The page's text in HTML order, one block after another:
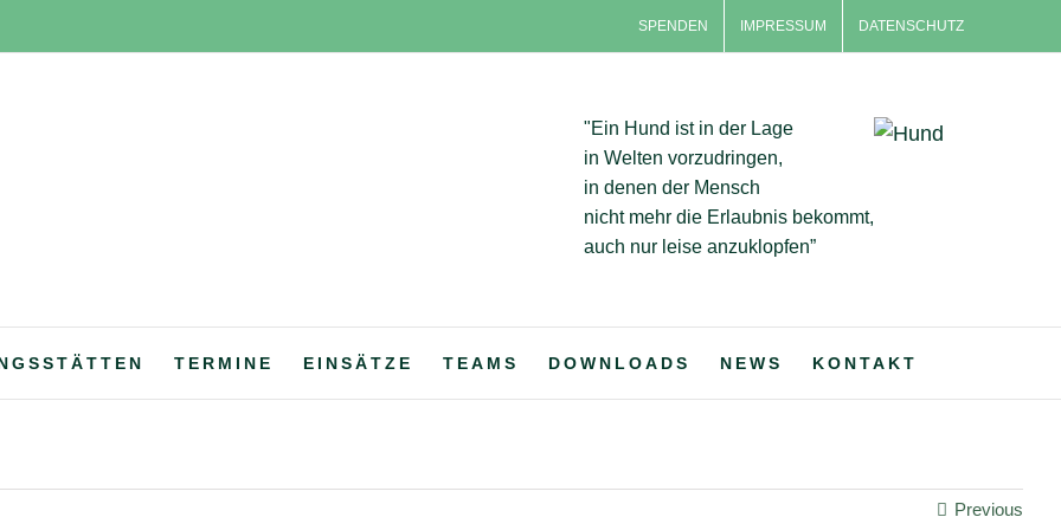
SPENDEN IMPRESSUM DATENSCHUTZ
"Ein Hund ist in der Lage
in Welten vorzudringen,
in denen der Mensch
nicht mehr die Erlaubnis bekommt,
auch nur leise anzuklopfen”
TERMINE EINSÄTZE TEAMS DOWNLOADS NEWS KONTAKT
Previous